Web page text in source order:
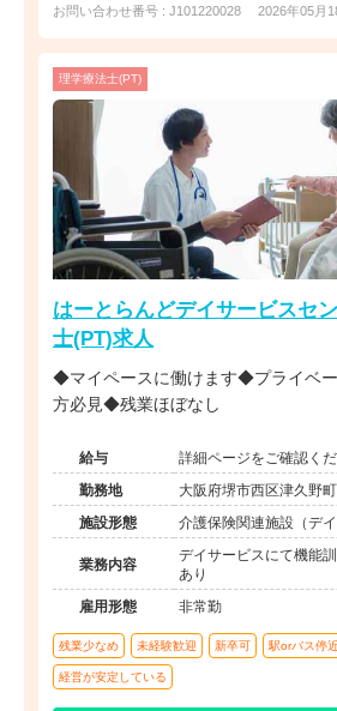
お問い合わせ番号 : J101220028 2026年05月
理学療法士(PT)
はーとらんどデイサービスセ
士(PT)求人
◆マイペースに働けます◆プライベ
方必見◆残業ほぼなし
給与
詳細ページをご確認く
勤務地
大阪府堺市西区津久野
施設形態
介護保険関連施設（デイ
業務内容
デイサービスにて機能
あり
雇用形態
非常勤
残業少なめ 未経験歓迎 新卒可 駅orバス停
経営が安定している